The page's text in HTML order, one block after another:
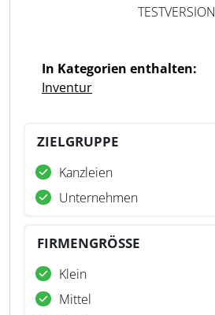
TESTVERSION
In Kategorien enthalten:
Inventur
ZIELGRUPPE
Kanzleien
Unternehmen
FIRMENGRÖSSE
Klein
Mittel